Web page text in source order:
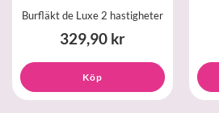
Burfläkt de Luxe 2 hastigheter
329,90 kr
Köp